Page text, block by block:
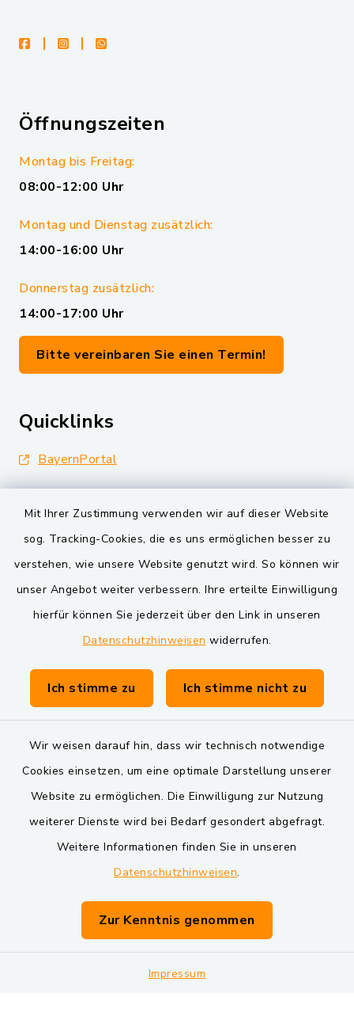
Mit Ihrer Zustimmung verwenden wir auf dieser Website
sog. Tracking-Cookies, die es uns ermöglichen besser zu
verstehen, wie unsere Website genutzt wird. So können wir
unser Angebot weiter verbessern. Ihre erteilte Einwilligung
hierfür können Sie jederzeit über den Link in unseren
Datenschutzhinweisen widerrufen.
Ich stimme zu Ich stimme nicht zu
Wir weisen darauf hin, dass wir technisch notwendige
Cookies einsetzen, um eine optimale Darstellung unserer
Website zu ermöglichen. Die Einwilligung zur Nutzung
weiterer Dienste wird bei Bedarf gesondert abgefragt.
Weitere Informationen finden Sie in unseren
Datenschutzhinweisen.
Zur Kenntnis genommen
Impressum
facebookinstagramwhatsapp
Öffnungszeiten
Montag bis Freitag:
08:00-12:00 Uhr
Montag und Dienstag zusätzlich:
14:00-16:00 Uhr
Donnerstag zusätzlich:
14:00-17:00 Uhr
Bitte vereinbaren Sie einen Termin!
Quicklinks
BayernPortal
Landkreis Schwandorf
VG und Gemeinden
Markt Schwarzenfeld
Gemeinde Schwarzach bei Nabburg
Verwaltungsgemeinschaft Schwarzenfeld
Barrierefreiheit
Impressum
Sitemap